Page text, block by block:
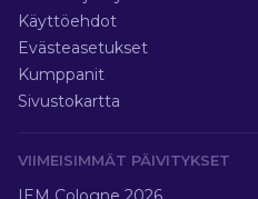
Käyttöehdot
Evästeasetukset
Kumppanit
Sivustokartta
VIIMEISIMMÄT PÄIVITYKSET